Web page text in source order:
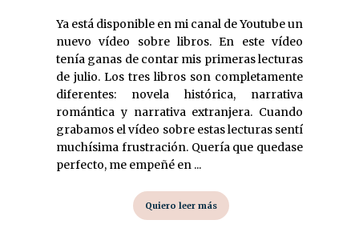
Ya está disponible en mi canal de Youtube un
nuevo vídeo sobre libros. En este vídeo
tenía ganas de contar mis primeras lecturas
de julio. Los tres libros son completamente
diferentes: novela histórica, narrativa
romántica y narrativa extranjera. Cuando
grabamos el vídeo sobre estas lecturas sentí
muchísima frustración. Quería que quedase
perfecto, me empeñé en ...
Quiero leer más